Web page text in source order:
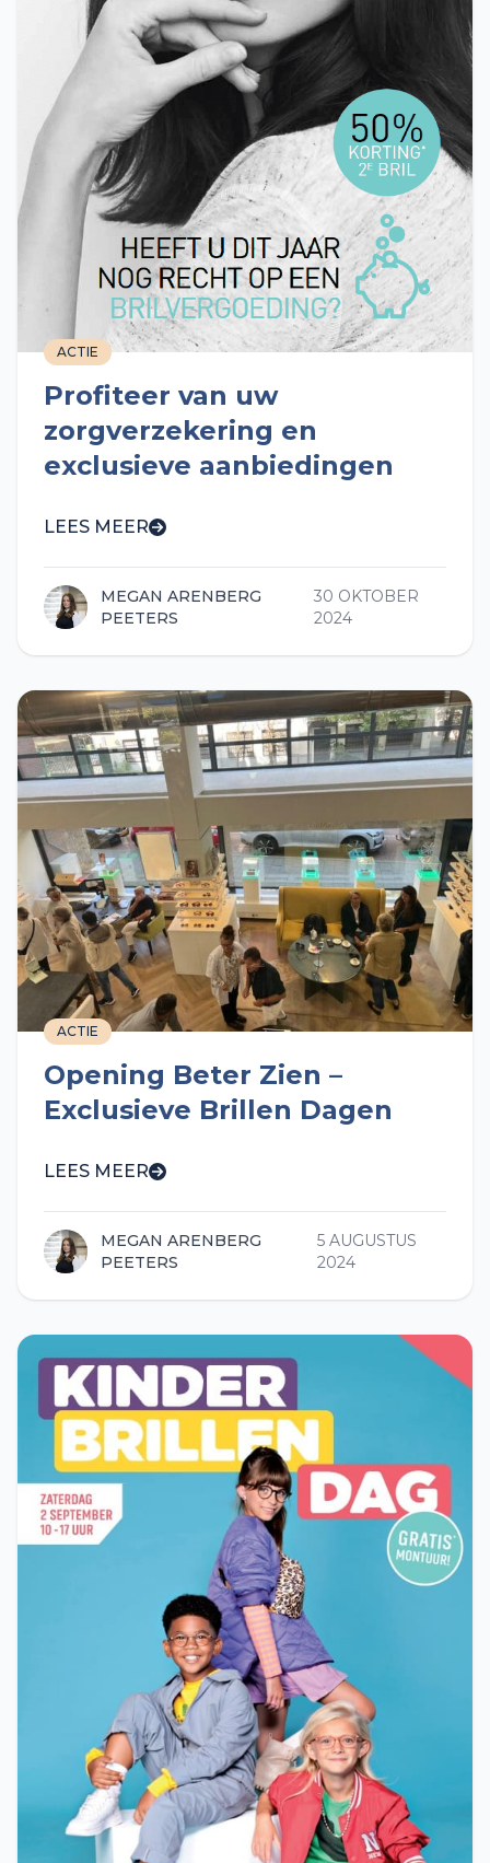
ACTIE
Profiteer van uw
zorgverzekering en
exclusieve aanbiedingen
LEES MEER
MEGAN ARENBERG
PEETERS
30 OKTOBER
2024
ACTIE
Opening Beter Zien –
Exclusieve Brillen Dagen
LEES MEER
MEGAN ARENBERG
PEETERS
5 AUGUSTUS
2024